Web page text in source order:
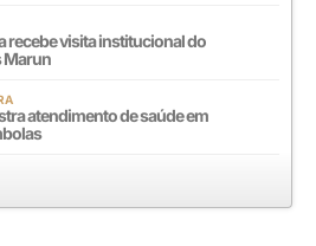
recebe visita institucional do
Marun
atendimento de saúde em